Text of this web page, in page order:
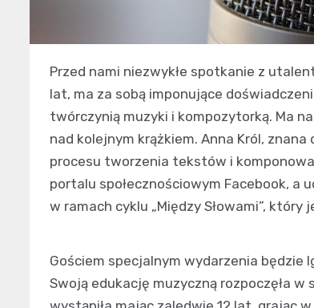
Przed nami niezwykłe spotkanie z
lat, ma za sobą imponujące
twórczynią muzyki i kompozytorką. Ma
nad kolejnym krążkiem. Anna Król,
procesu tworzenia tekstów i
portalu społecznościowym Facebook, a
w ramach cyklu „Między Słowami”,
Gościem specjalnym wydarzenia będzie
Swoją edukację muzyczną rozpoczęła